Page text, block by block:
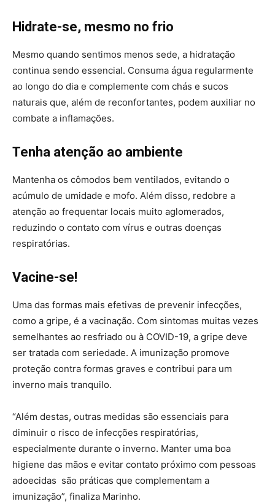
Hidrate-se, mesmo no frio
Mesmo quando sentimos menos sede, a hidratação
continua sendo essencial. Consuma água regularmente
ao longo do dia e complemente com chás e sucos
naturais que, além de reconfortantes, podem auxiliar no
combate a inflamações.
Tenha atenção ao ambiente
Mantenha os cômodos bem ventilados, evitando o
acúmulo de umidade e mofo. Além disso, redobre a
atenção ao frequentar locais muito aglomerados,
reduzindo o contato com vírus e outras doenças
respiratórias.
Vacine-se!
Uma das formas mais efetivas de prevenir infecções,
como a gripe, é a vacinação. Com sintomas muitas vezes
semelhantes ao resfriado ou à COVID-19, a gripe deve
ser tratada com seriedade. A imunização promove
proteção contra formas graves e contribui para um
inverno mais tranquilo.
“Além destas, outras medidas são essenciais para
diminuir o risco de infecções respiratórias,
especialmente durante o inverno. Manter uma boa
higiene das mãos e evitar contato próximo com pessoas
adoecidas são práticas que complementam a
imunização”, finaliza Marinho.